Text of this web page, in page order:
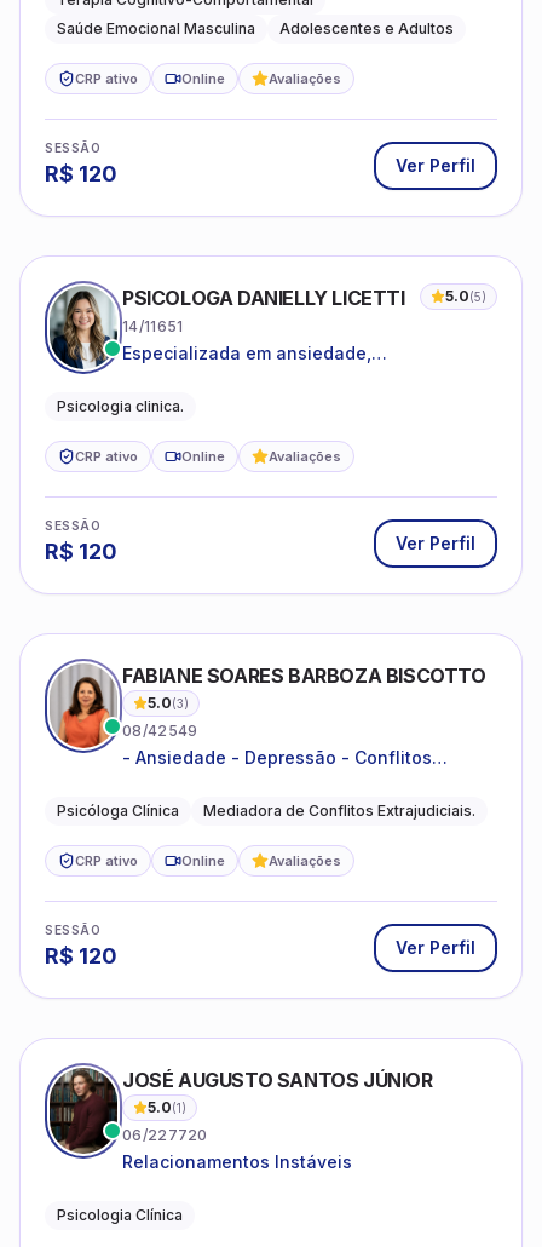
Saúde Emocional Masculina
Adolescentes e Adultos
CRP ativo Online Avaliações
SESSÃO
R$ 120 Ver Perfil
PSICOLOGA DANIELLY LICETTI 5.0(5)
14/11651
Especializada em ansiedade,
Psicologia clinica.
CRP ativo Online Avaliações
SESSÃO
R$ 120 Ver Perfil
FABIANE SOARES BARBOZA BISCOTTO
5.0(3)
08/42549
- Ansiedade - Depressão - Conflitos
relacionamentos - Autoestima -
Psicóloga Clínica Mediadora de Conflitos Extrajudiciais.
CRP ativo Online Avaliações
SESSÃO
R$ 120 Ver Perfil
JOSÉ AUGUSTO SANTOS JÚNIOR
5.0(1)
06/227720
Relacionamentos Instáveis
Psicologia Clínica